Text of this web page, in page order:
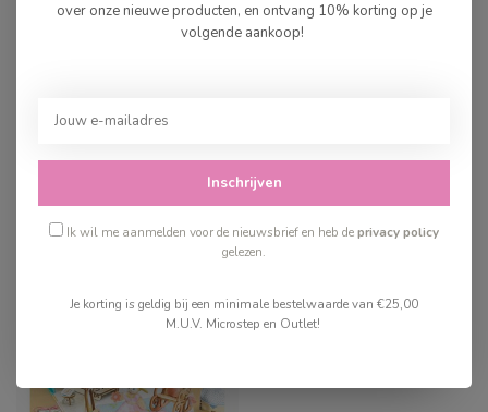
Djeco Mijn Huis Olive
over onze nieuwe producten, en ontvang 10% korting op je
volgende aankoop!
Inschrijven
Ik wil me aanmelden voor de nieuwsbrief en heb deprivacy policy
gelezen.
Je korting is geldig bij een minimale bestelwaarde van €25,00
M.U.V. Microstep en Outlet!